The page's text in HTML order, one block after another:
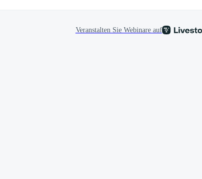
Veranstalten Sie Webinare auf